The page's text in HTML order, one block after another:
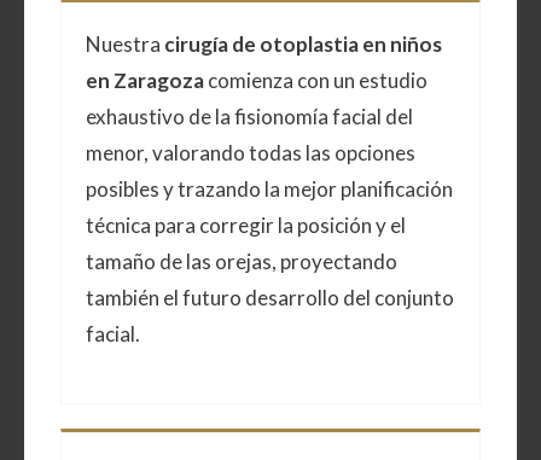
Nuestra cirugía de otoplastia en niños
en Zaragozacomienza con un estudio
exhaustivo de la fisionomía facial del
menor, valorando todas las opciones
posibles y trazando la mejor planificación
técnica para corregir la posición y el
tamaño de las orejas, proyectando
también el futuro desarrollo del conjunto
facial.